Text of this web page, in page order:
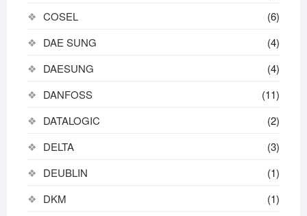
COSEL
(6)
DAE SUNG
(4)
DAESUNG
(4)
DANFOSS
(11)
DATALOGIC
(2)
DELTA
(3)
DEUBLIN
(1)
DKM
(1)